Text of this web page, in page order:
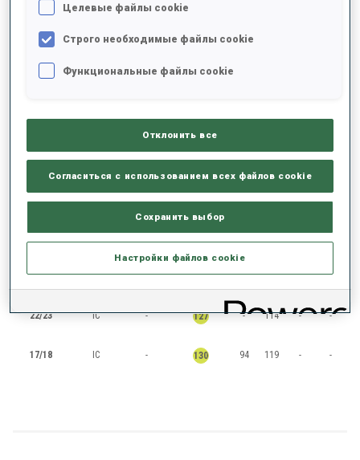
RANKINGS
24/25 IC - 96 79 88 97 -
22/23 IC - 127 - 114 - -
17/18 IC - 130 94 119 - -
Целевые файлы cookie
Строго необходимые файлы cookie
Функциональные файлы cookie
Отклонить все
Согласиться с использованием всех файлов cookie
Сохранить выбор
Настройки файлов cookie